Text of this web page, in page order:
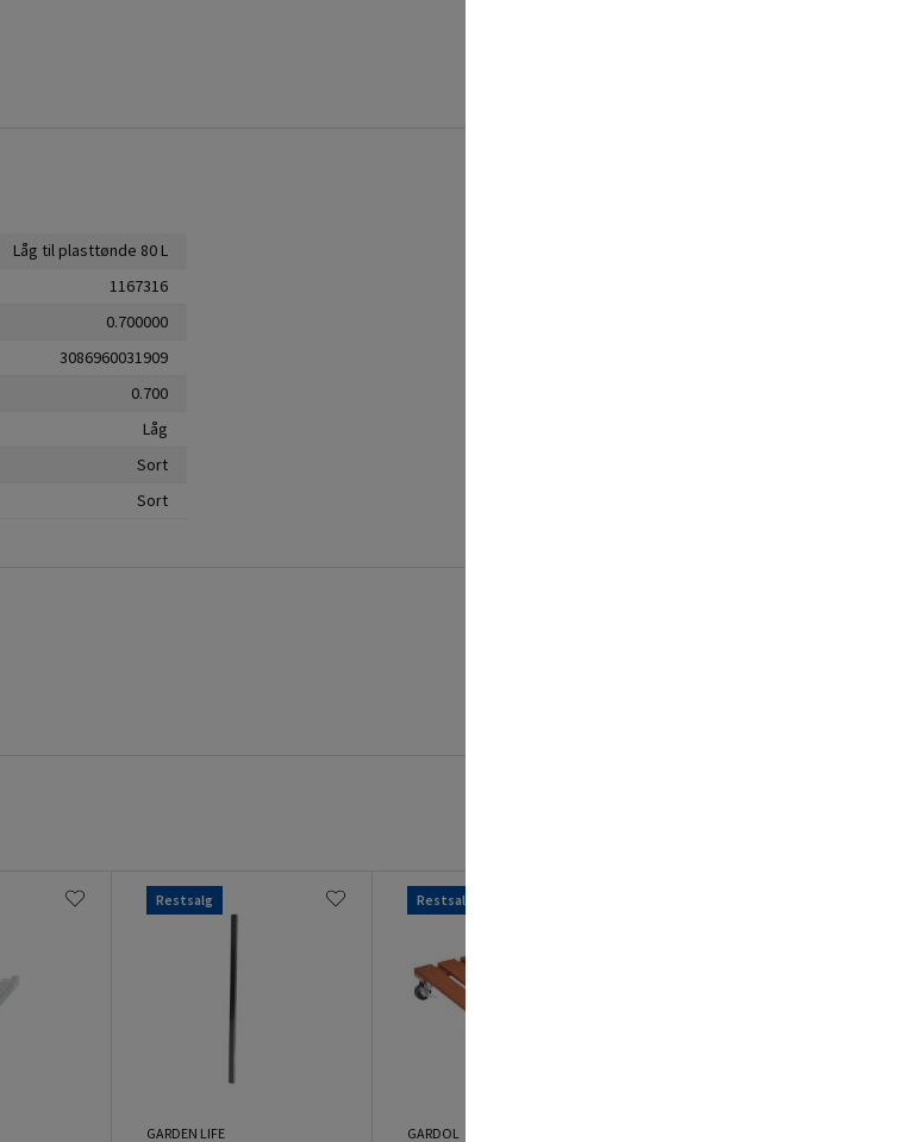
Låg til plasttønde 80 L
1167316
0.700000
3086960031909
0.700
Låg
Sort
Sort
Restsalg
GARDEN LIFE
Restsalg
GARDOL